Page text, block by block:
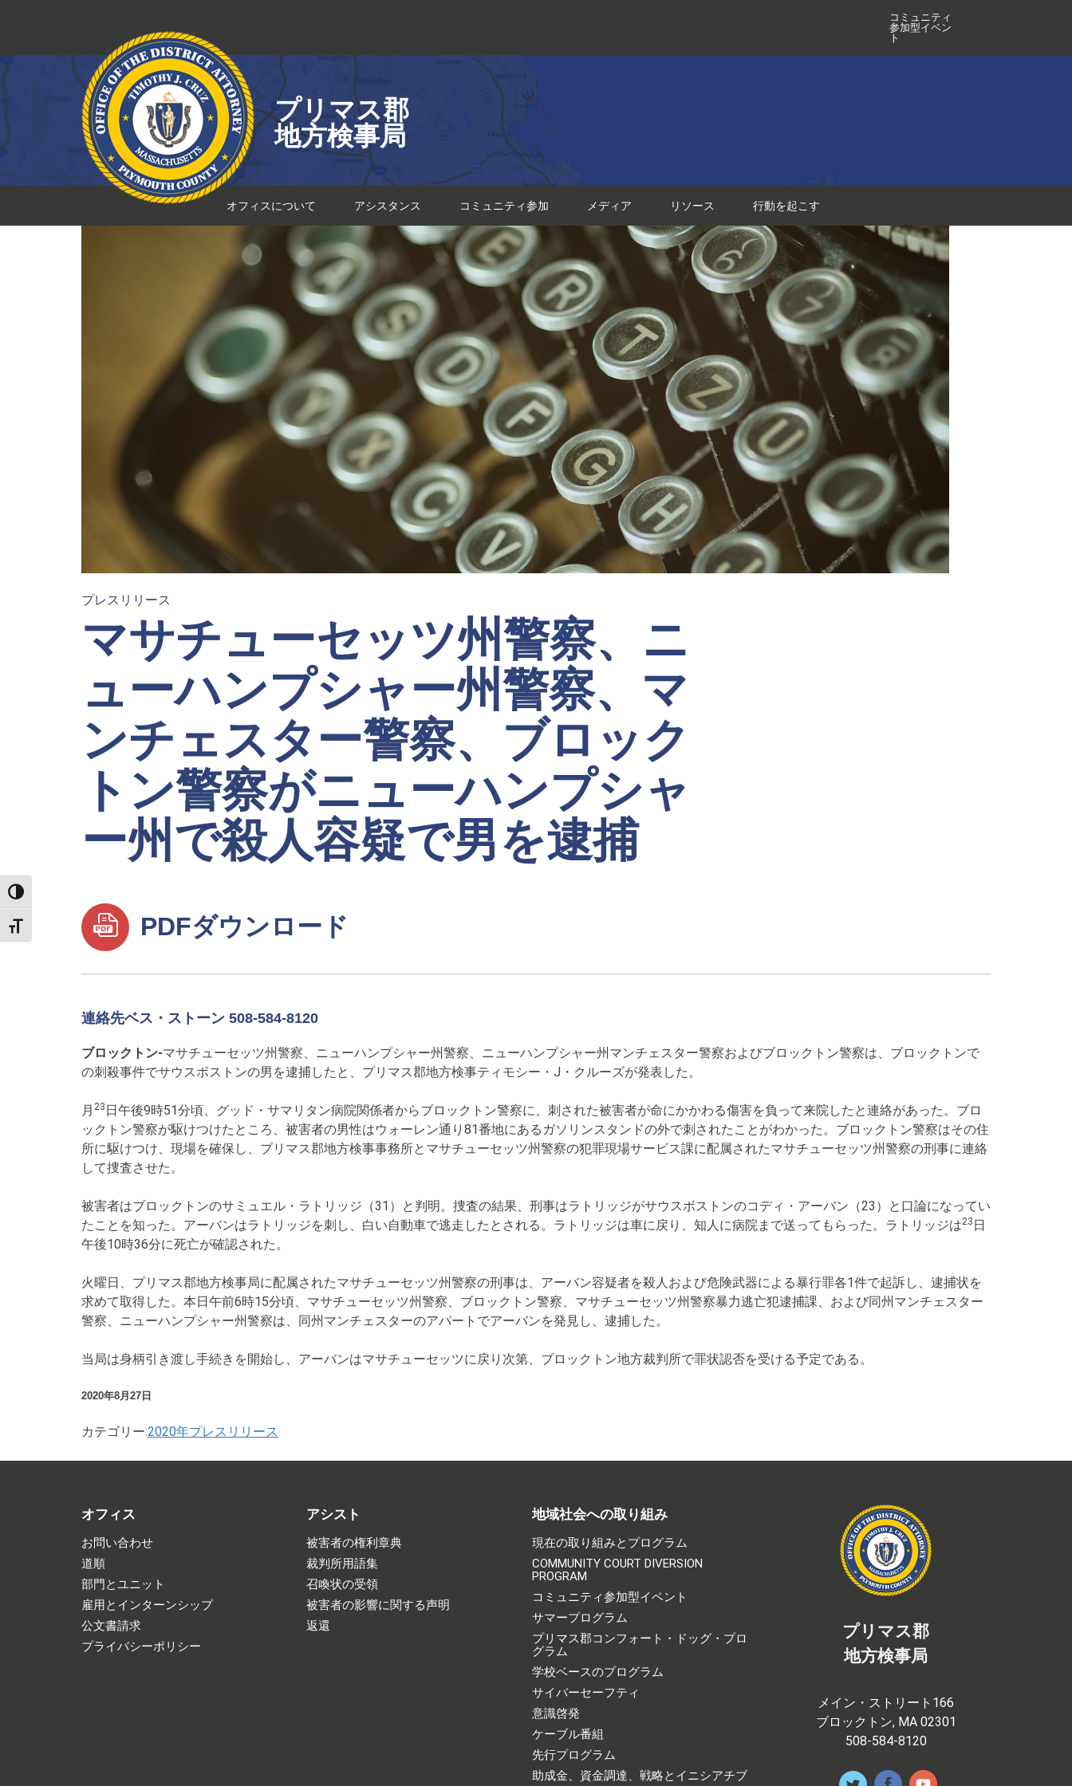
TOGGLE HIGH CONTRAST
TOGGLE FONT SIZE
ン
ツ
ス
キ
コミュニティ
参加型イベン
ト
プリマス郡
地方検事局
オフィスについて アシスタンス コミュニティ参加 メディア リソース 行動を起こす
プレスリリース
マサチューセッツ州警察、ニ
ューハンプシャー州警察、マ
ンチェスター警察、ブロック
トン警察がニューハンプシャ
ー州で殺人容疑で男を逮捕
PDFダウンロード
連絡先ベス・ストーン 508-584-8120
ブロックトン-マサチューセッツ州警察、ニューハンプシャー州警察、ニューハンプシャー州マンチェスター警察およびブロックトン警察は、ブロックトンで
の刺殺事件でサウスボストンの男を逮捕したと、プリマス郡地方検事ティモシー・J・クルーズが発表した。
月 23 日午後9時51分頃、グッド・サマリタン病院関係者からブロックトン警察に、刺された被害者が命にかかわる傷害を負って来院したと連絡があった。ブロ
ックトン警察が駆けつけたところ、被害者の男性はウォーレン通り81番地にあるガソリンスタンドの外で刺されたことがわかった。ブロックトン警察はその住
所に駆けつけ、現場を確保し、プリマス郡地方検事事務所とマサチューセッツ州警察の犯罪現場サービス課に配属されたマサチューセッツ州警察の刑事に連絡
して捜査させた。
被害者はブロックトンのサミュエル・ラトリッジ（31）と判明。捜査の結果、刑事はラトリッジがサウスボストンのコディ・アーバン（23）と口論になってい
たことを知った。アーバンはラトリッジを刺し、白い自動車で逃走したとされる。ラトリッジは車に戻り、知人に病院まで送ってもらった。ラトリッジは23 日
午後10時36分に死亡が確認された。
火曜日、プリマス郡地方検事局に配属されたマサチューセッツ州警察の刑事は、アーバン容疑者を殺人および危険武器による暴行罪各1件で起訴し、逮捕状を
求めて取得した。本日午前6時15分頃、マサチューセッツ州警察、ブロックトン警察、マサチューセッツ州警察暴力逃亡犯逮捕課、および同州マンチェスター
警察、ニューハンプシャー州警察は、同州マンチェスターのアパートでアーバンを発見し、逮捕した。
当局は身柄引き渡し手続きを開始し、アーバンはマサチューセッツに戻り次第、ブロックトン地方裁判所で罪状認否を受ける予定である。
2020年8月27日
カテゴリー:2020年プレスリリース
オフィス
お問い合わせ
道順
部門とユニット
雇用とインターンシップ
公文書請求
プライバシーポリシー
アシスト
被害者の権利章典
裁判所用語集
召喚状の受領
被害者の影響に関する声明
返還
地域社会への取り組み
現在の取り組みとプログラム
COMMUNITY COURT DIVERSION
PROGRAM
コミュニティ参加型イベント
サマープログラム
プリマス郡コンフォート・ドッグ・プロ
グラム
学校ベースのプログラム
サイバーセーフティ
意識啓発
ケーブル番組
先行プログラム
助成金、資金調達、戦略とイニシアチブ
プリマス郡
地方検事局
メイン・ストリート166
ブロックトン, MA 02301
508-584-8120